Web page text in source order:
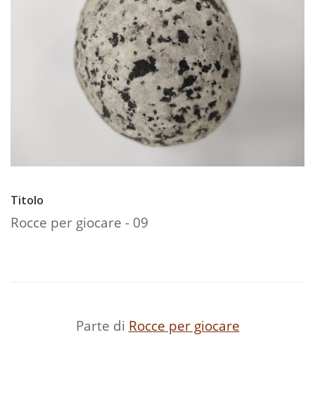
Titolo
Rocce per giocare - 09
Parte di Rocce per giocare